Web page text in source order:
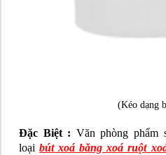
(Kéo dạng
Đặc Biệt : Văn phòng phẩm
loạibút xoá băng xoá ruột